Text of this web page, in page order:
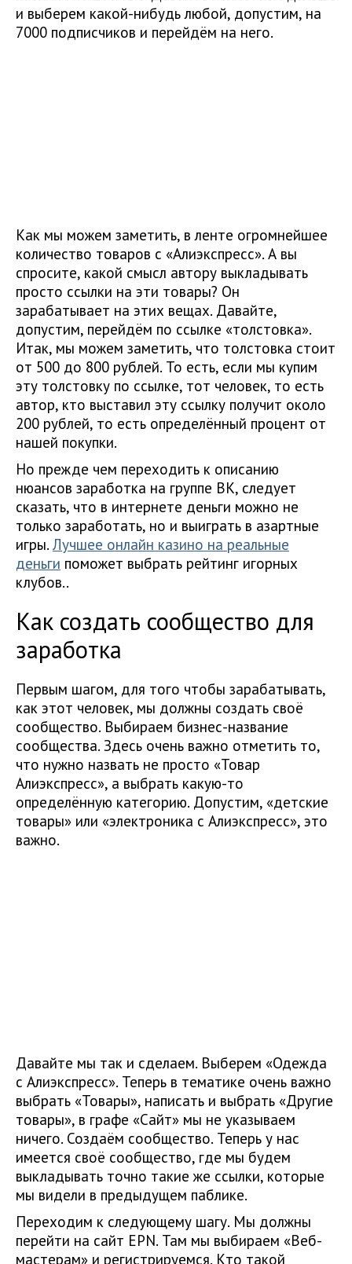
и выберем какой-нибудь любой, допустим, на
7000 подписчиков и перейдём на него.
Как мы можем заметить, в ленте огромнейшее
количество товаров с «Алиэкспресс». А вы
спросите, какой смысл автору выкладывать
просто ссылки на эти товары? Он
зарабатывает на этих вещах. Давайте,
допустим, перейдём по ссылке «толстовка».
Итак, мы можем заметить, что толстовка стоит
от 500 до 800 рублей. То есть, если мы купим
эту толстовку по ссылке, тот человек, то есть
автор, кто выставил эту ссылку получит около
200 рублей, то есть определённый процент от
нашей покупки.
Но прежде чем переходить к описанию
нюансов заработка на группе ВК, следует
сказать, что в интернете деньги можно не
только заработать, но и выиграть в азартные
игры. Лучшее онлайн казино на реальные
деньги поможет выбрать рейтинг игорных
клубов..
Как создать сообщество для
заработка
Первым шагом, для того чтобы зарабатывать,
как этот человек, мы должны создать своё
сообщество. Выбираем бизнес-название
сообщества. Здесь очень важно отметить то,
что нужно назвать не просто «Товар
Алиэкспресс», а выбрать какую-то
определённую категорию. Допустим, «детские
товары» или «электроника с Алиэкспресс», это
важно.
Давайте мы так и сделаем. Выберем «Одежда
с Алиэкспресс». Теперь в тематике очень важно
выбрать «Товары», написать и выбрать «Другие
товары», в графе «Сайт» мы не указываем
ничего. Создаём сообщество. Теперь у нас
имеется своё сообщество, где мы будем
выкладывать точно такие же ссылки, которые
мы видели в предыдущем паблике.
Переходим к следующему шагу. Мы должны
перейти на сайт EPN. Там мы выбираем «Веб-
мастерам» и регистрируемся. Кто такой